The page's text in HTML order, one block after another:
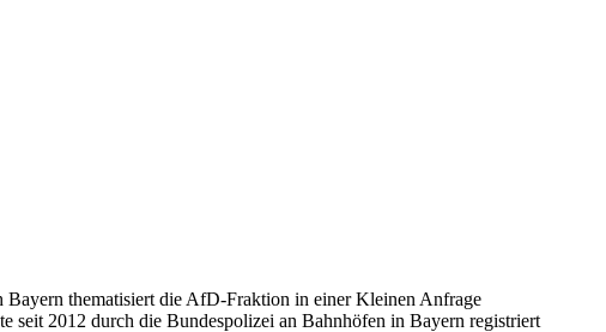
thematisiert die AfD-Fraktion in einer Kleinen Anfrage
seit 2012 durch die Bundespolizei an Bahnhöfen in Bayern registriert